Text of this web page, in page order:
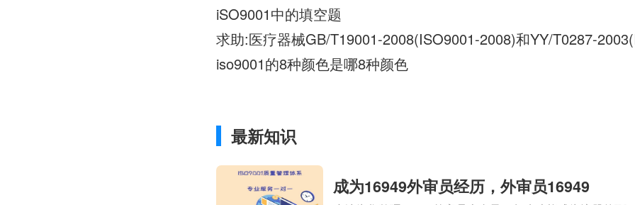
iSO9001中的填空题
iso9001的8种颜色是哪8种颜色
最新知识
成为16949外审员经历，外审员16949